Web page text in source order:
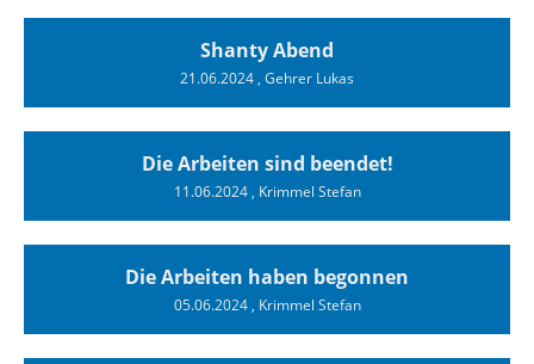
Shanty Abend
21.06.2024, Gehrer Lukas
Die Arbeiten sind beendet!
11.06.2024, Krimmel Stefan
Die Arbeiten haben begonnen
05.06.2024, Krimmel Stefan